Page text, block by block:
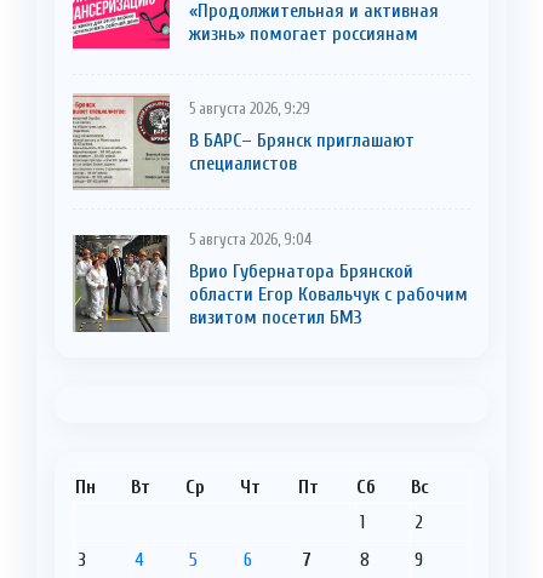
«Продолжительная и активная
жизнь» помогает россиянам
5 августа 2026, 9:29
В БАРС– Брянcк приглaшают
cпециaлистoв
5 августа 2026, 9:04
Врио Губернатора Брянской
области Егор Ковальчук с рабочим
визитом посетил БМЗ
Пн Вт Ср Чт Пт Сб Вс
1
2
3
4 5 6 7 8
9